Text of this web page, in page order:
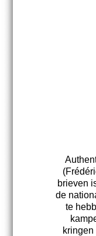
brieven
de
te